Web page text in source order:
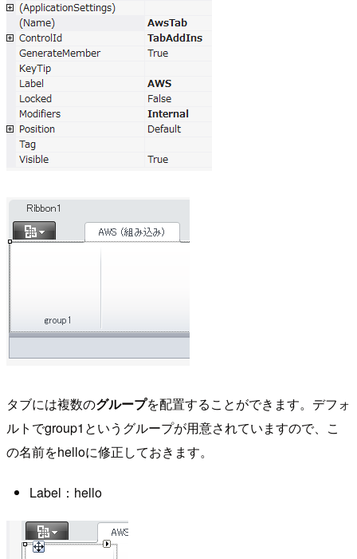
タブには複数のグループを配置することができます。デフォ
ルトでgroup1というグループが用意されていますので、こ
の名前をhelloに修正しておきます。
Label：hello